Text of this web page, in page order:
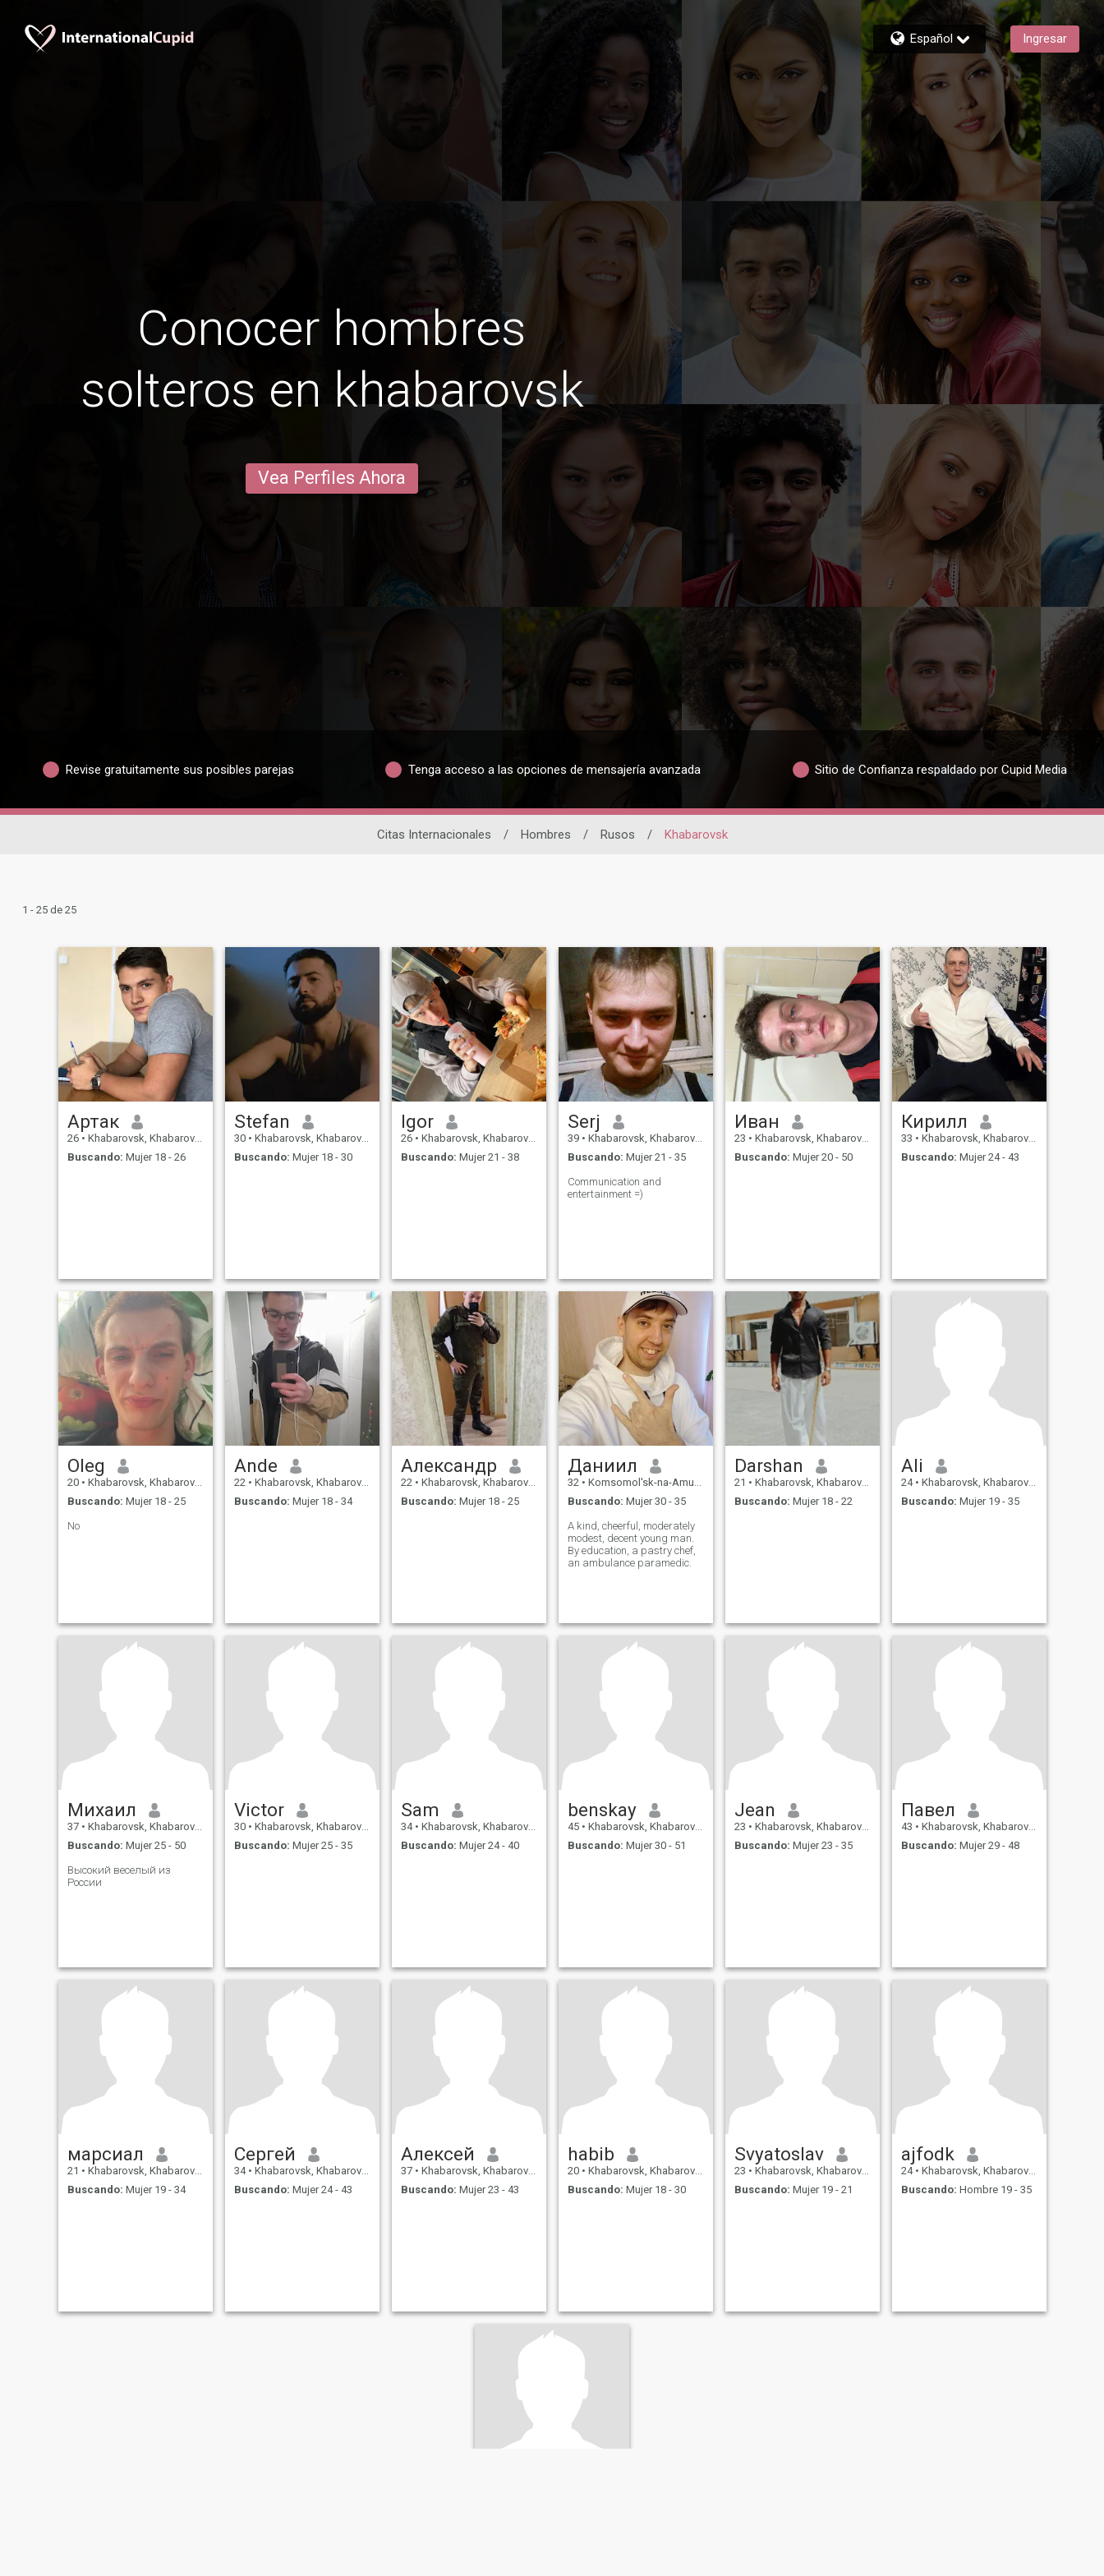
Español Ingresar
Conocer hombres
solteros en khabarovsk
Vea Perfiles Ahora
Revise gratuitamente sus posibles parejas Tenga acceso a las opciones de mensajería avanzada Sitio de Confianza respaldado por Cupid Media
Citas Internacionales / Hombres / Rusos / Khabarovsk
1 - 25 de 25
Артак
26 • Khabarovsk, Khabarovsk, Rusia
Buscando: Mujer 18 - 26
Stefan
30 • Khabarovsk, Khabarovsk, Rusia
Buscando: Mujer 18 - 30
Igor
26 • Khabarovsk, Khabarovsk, Rusia
Buscando: Mujer 21 - 38
Serj
39 • Khabarovsk, Khabarovsk, Rusia
Buscando: Mujer 21 - 35
Communication and
entertainment =)
Иван
23 • Khabarovsk, Khabarovsk, Rusia
Buscando: Mujer 20 - 50
Кирилл
33 • Khabarovsk, Khabarovsk, Rusia
Buscando: Mujer 24 - 43
Oleg
20 • Khabarovsk, Khabarovsk, Rusia
Buscando: Mujer 18 - 25
No
Ande
22 • Khabarovsk, Khabarovsk, Rusia
Buscando: Mujer 18 - 34
Александр
22 • Khabarovsk, Khabarovsk, Rusia
Buscando: Mujer 18 - 25
Даниил
32 • Komsomol'sk-na-Amure, Khabarovsk, Rusia
Buscando: Mujer 30 - 35
A kind, cheerful, moderately
modest, decent young man.
By education, a pastry chef,
an ambulance paramedic.
Darshan
21 • Khabarovsk, Khabarovsk, Rusia
Buscando: Mujer 18 - 22
Аli
24 • Khabarovsk, Khabarovsk, Rusia
Buscando: Mujer 19 - 35
Михаил
37 • Khabarovsk, Khabarovsk, Rusia
Buscando: Mujer 25 - 50
Высокий веселый из
России
Victor
30 • Khabarovsk, Khabarovsk, Rusia
Buscando: Mujer 25 - 35
Sam
34 • Khabarovsk, Khabarovsk, Rusia
Buscando: Mujer 24 - 40
benskay
45 • Khabarovsk, Khabarovsk, Rusia
Buscando: Mujer 30 - 51
Jean
23 • Khabarovsk, Khabarovsk, Rusia
Buscando: Mujer 23 - 35
Павел
43 • Khabarovsk, Khabarovsk, Rusia
Buscando: Mujer 29 - 48
марсиал
21 • Khabarovsk, Khabarovsk, Rusia
Buscando: Mujer 19 - 34
Сергей
34 • Khabarovsk, Khabarovsk, Rusia
Buscando: Mujer 24 - 43
Алексей
37 • Khabarovsk, Khabarovsk, Rusia
Buscando: Mujer 23 - 43
habib
20 • Khabarovsk, Khabarovsk, Rusia
Buscando: Mujer 18 - 30
Svyatoslav
23 • Khabarovsk, Khabarovsk, Rusia
Buscando: Mujer 19 - 21
ajfodk
24 • Khabarovsk, Khabarovsk, Rusia
Buscando: Hombre 19 - 35